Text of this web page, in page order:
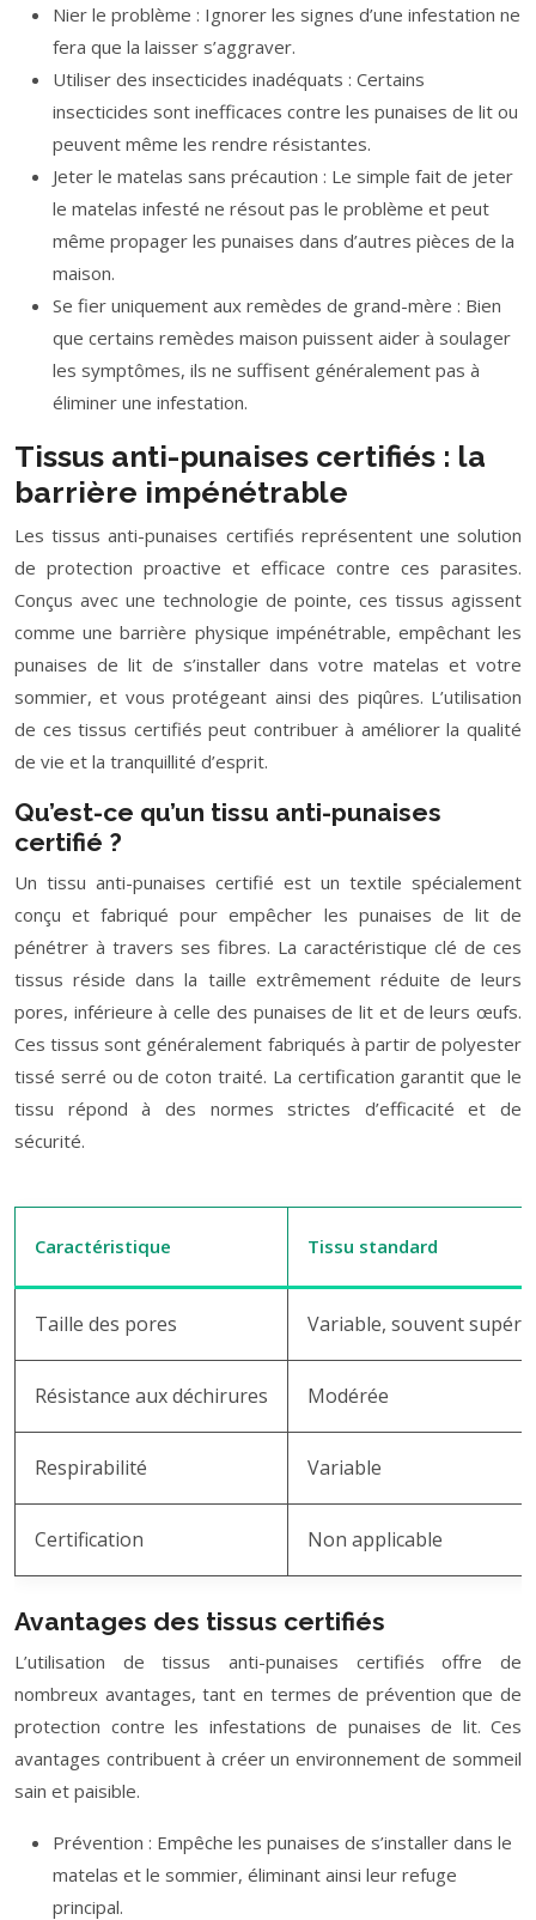
Nier le problème : Ignorer les signes d’une infestation ne
fera que la laisser s’aggraver.
Utiliser des insecticides inadéquats : Certains
insecticides sont inefficaces contre les punaises de lit ou
peuvent même les rendre résistantes.
Jeter le matelas sans précaution : Le simple fait de jeter
le matelas infesté ne résout pas le problème et peut
même propager les punaises dans d’autres pièces de la
maison.
Se fier uniquement aux remèdes de grand-mère : Bien
que certains remèdes maison puissent aider à soulager
les symptômes, ils ne suffisent généralement pas à
éliminer une infestation.
Tissus anti-punaises certifiés : la
barrière impénétrable
Les tissus anti-punaises certifiés représentent une solution
de protection proactive et efficace contre ces parasites.
Conçus avec une technologie de pointe, ces tissus agissent
comme une barrière physique impénétrable, empêchant les
punaises de lit de s’installer dans votre matelas et votre
sommier, et vous protégeant ainsi des piqûres. L’utilisation
de ces tissus certifiés peut contribuer à améliorer la qualité
de vie et la tranquillité d’esprit.
Qu’est-ce qu’un tissu anti-punaises
certifié ?
Un tissu anti-punaises certifié est un textile spécialement
conçu et fabriqué pour empêcher les punaises de lit de
pénétrer à travers ses fibres. La caractéristique clé de ces
tissus réside dans la taille extrêmement réduite de leurs
pores, inférieure à celle des punaises de lit et de leurs œufs.
Ces tissus sont généralement fabriqués à partir de polyester
tissé serré ou de coton traité. La certification garantit que le
tissu répond à des normes strictes d’efficacité et de
sécurité.
Caractéristique Tissu standard
Taille des pores Variable, souvent
Résistance aux déchirures Modérée
Respirabilité Variable
Certification Non applicable
Avantages des tissus certifiés
L’utilisation de tissus anti-punaises certifiés offre de
nombreux avantages, tant en termes de prévention que de
protection contre les infestations de punaises de lit. Ces
avantages contribuent à créer un environnement de sommeil
sain et paisible.
Prévention : Empêche les punaises de s’installer dans le
matelas et le sommier, éliminant ainsi leur refuge
principal.